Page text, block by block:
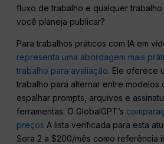
fluxo de trabalho e qualquer
você planeja publicar?
Para trabalhos práticos com IA em
representa uma abordagem mais
trabalho para avaliação. Ele oferece
trabalho para alternar entre modelos
espalhar prompts, arquivos e
ferramentas. O GlobalGPT’s
preços A lista verificada para esta
Sora 2 a $200/mês como referência